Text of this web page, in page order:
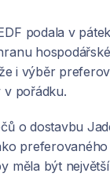
podala v
i výběr
pořádku.
o dostavbu
měla být